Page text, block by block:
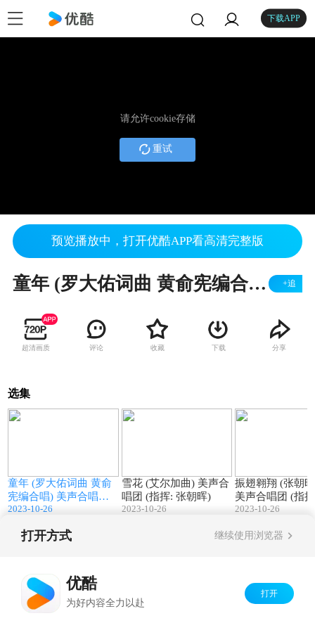
下载APP
请允许cookie存储
重试
预览播放中，打开优酷APP看高清完整版
童年 (罗大佑词曲 黄俞宪编合唱) 美声合唱团 (指挥: 张朝晖) +追
超清画质 评论 收藏 下载 分享
选集
童年 (罗大佑词曲 黄俞
宪编合唱) 美声合唱团
(指挥: 张朝晖)
2023-10-26
雪花 (艾尔加曲) 美声合
唱团 (指挥: 张朝晖)
2023-10-26
振翅翱翔 (张朝晖曲词)
美声合唱团 (指挥: 张朝
晖)
2023-10-26
打开方式 继续使用浏览器
优酷
为好内容全力以赴
打开